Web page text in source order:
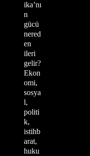
ika’nı
n
gücü
nered
en
ileri
gelir?
Ekon
omi,
sosya
l,
politi
k,
istihb
arat,
huku